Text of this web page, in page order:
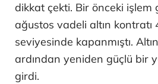
dikkat çekti. Bir önceki işlem
ağustos vadeli altın
seviyesinde kapanmıştı.
ardından yeniden güçlü bir
girdi.